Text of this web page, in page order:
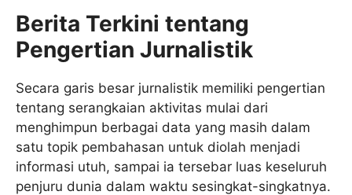
Berita Terkini tentang
Pengertian Jurnalistik
Secara garis besar jurnalistik memiliki pengertian
tentang serangkaian aktivitas mulai dari
menghimpun berbagai data yang masih dalam
satu topik pembahasan untuk diolah menjadi
informasi utuh, sampai ia tersebar luas keseluruh
penjuru dunia dalam waktu sesingkat-singkatnya.